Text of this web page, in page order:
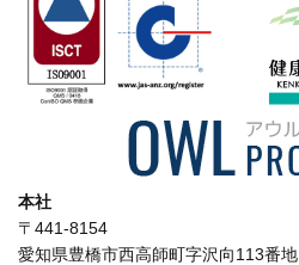
本社
〒441-8154
愛知県豊橋市西高師町字沢向113番地